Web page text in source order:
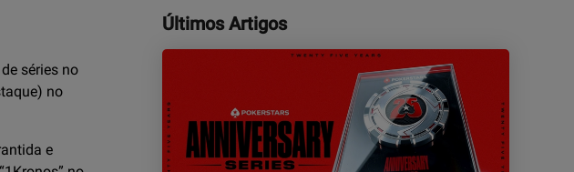
séries no
no
e
Últimos Artigos